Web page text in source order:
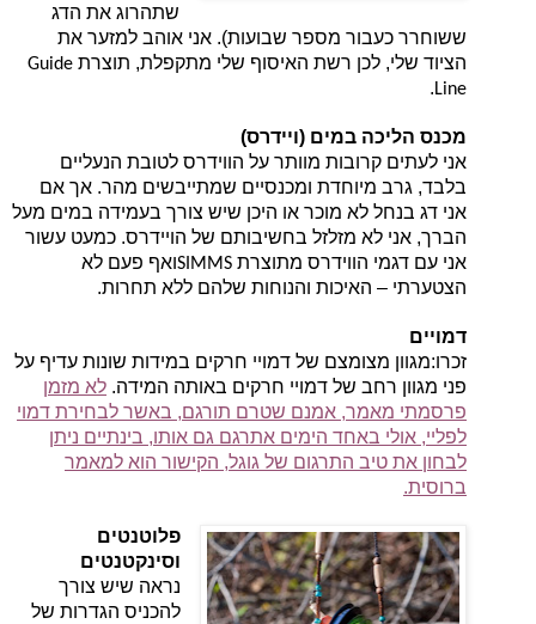
שתהרוג את הדג
ששוחרר כעבור מספר שבועות). אני אוהב למזער את
הציוד שלי, לכן רשת האיסוף שלי מתקפלת, תוצרת Guide
Line
.
מכנס הליכה במים (ויידרס)
אני לעתים קרובות מוותר על הווידרס לטובת הנעליים
בלבד, גרב מיוחדת ומכנסיים שמתייבשים מהר. אך אם
אני דג בנחל לא מוכר או היכן שיש צורך בעמידה במים מעל
הברך, אני לא מזלזל בחשיבותם של הויידרס. כמעט עשור
אני עם דגמי הווידרס מתוצרת SIMMSואף פעם לא
הצטערתי – האיכות והנוחות שלהם ללא תחרות.
דמויים
זכרו:מגוון מצומצם של דמויי חרקים במידות שונות עדיף על
פני מגוון רחב של דמויי חרקים באותה המידה. לא מזמן
פרסמתי מאמר, אמנם שטרם תורגם, באשר לבחירת דמוי
לפליי, אולי באחד הימים אתרגם גם אותו, בינתיים ניתן
לבחון את טיב התרגום של גוגל, הקישור הוא למאמר
ברוסית.
פלוטנטים
וסינקטנטים
נראה שיש צורך
להכניס הגדרות של